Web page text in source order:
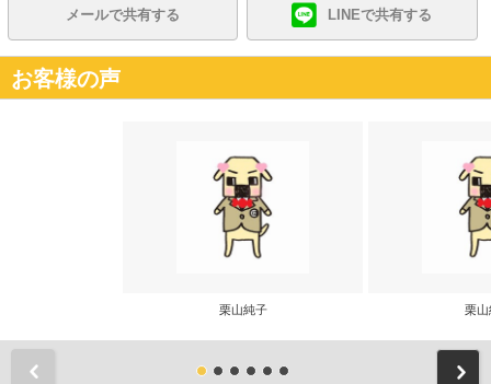
メールで共有する LINEで共有する
お客様の声
栗山純子 栗山